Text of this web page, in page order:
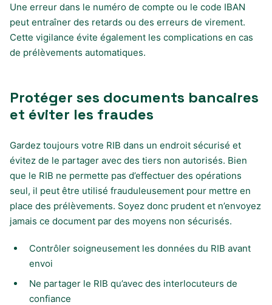
Une erreur dans le numéro de compte ou le code IBAN
peut entraîner des retards ou des erreurs de virement.
Cette vigilance évite également les complications en cas
de prélèvements automatiques.
Protéger ses documents bancaires
et éviter les fraudes
Gardez toujours votre RIB dans un endroit sécurisé et
évitez de le partager avec des tiers non autorisés. Bien
que le RIB ne permette pas d’effectuer des opérations
seul, il peut être utilisé frauduleusement pour mettre en
place des prélèvements. Soyez donc prudent et n’envoyez
jamais ce document par des moyens non sécurisés.
Contrôler soigneusement les données du RIB avant
envoi
Ne partager le RIB qu’avec des interlocuteurs de
confiance